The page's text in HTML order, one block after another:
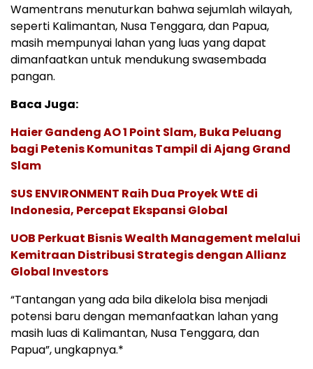
Wamentrans menuturkan bahwa sejumlah wilayah,
seperti Kalimantan, Nusa Tenggara, dan Papua,
masih mempunyai lahan yang luas yang dapat
dimanfaatkan untuk mendukung swasembada
pangan.
Baca Juga:
Haier Gandeng AO 1 Point Slam, Buka Peluang
bagi Petenis Komunitas Tampil di Ajang Grand
Slam
SUS ENVIRONMENT Raih Dua Proyek WtE di
Indonesia, Percepat Ekspansi Global
UOB Perkuat Bisnis Wealth Management melalui
Kemitraan Distribusi Strategis dengan Allianz
Global Investors
“Tantangan yang ada bila dikelola bisa menjadi
potensi baru dengan memanfaatkan lahan yang
masih luas di Kalimantan, Nusa Tenggara, dan
Papua”, ungkapnya.*